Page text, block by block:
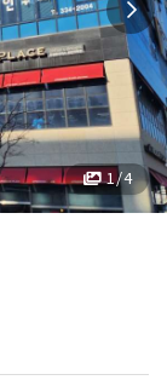
1 / 4